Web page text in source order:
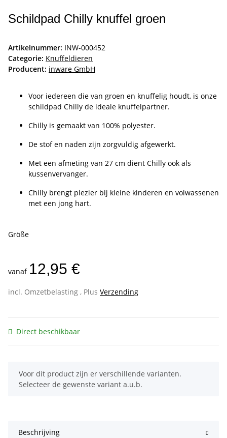
Schildpad Chilly knuffel groen
Artikelnummer: INW-000452
Categorie: Knuffeldieren
Producent: inware GmbH
Voor iedereen die van groen en knuffelig houdt, is onze
schildpad Chilly de ideale knuffelpartner.
Chilly is gemaakt van 100% polyester.
De stof en naden zijn zorgvuldig afgewerkt.
Met een afmeting van 27 cm dient Chilly ook als
kussenvervanger.
Chilly brengt plezier bij kleine kinderen en volwassenen
met een jong hart.
Größe
vanaf 12,95 €
incl. Omzetbelasting , Plus Verzending
Direct beschikbaar
x
Voor dit product zijn er verschillende varianten.
Selecteer de gewenste variant a.u.b.
Beschrijving